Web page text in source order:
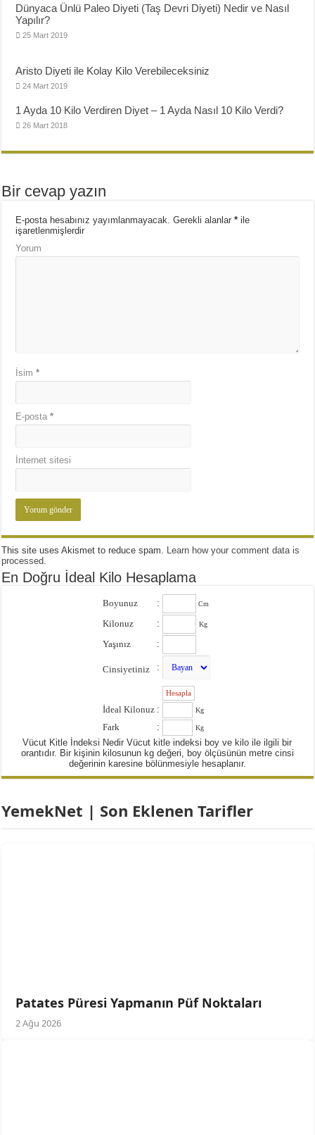
Dünyaca Ünlü Paleo Diyeti (Taş Devri Diyeti) Nedir ve Nasıl
Yapılır?
25 Mart 2019
Aristo Diyeti ile Kolay Kilo Verebileceksiniz
24 Mart 2019
1 Ayda 10 Kilo Verdiren Diyet – 1 Ayda Nasıl 10 Kilo Verdi?
26 Mart 2018
Bir cevap yazın
E-posta hesabınız yayımlanmayacak. Gerekli alanlar* ile
işaretlenmişlerdir
Yorum
İsim*
E-posta*
İnternet sitesi
This site uses Akismet to reduce spam. Learn how your comment data is
processed
En Doğru İdeal Kilo Hesaplama
Boyunuz : Cm
Kilonuz : Kg
Yaşınız :
Cinsiyetiniz :
İdeal Kilonuz : Kg
Fark : Kg
Vücut Kitle İndeksi Nedir Vücut kitle indeksi boy ve kilo ile ilgili bir
orantıdır. Bir kişinin kilosunun kg değeri, boy ölçüsünün metre cinsi
değerinin karesine bölünmesiyle hesaplanır.
YemekNet | Son Eklenen Tarifler
Patates Püresi Yapmanın Püf Noktaları
2 Ağu 2026